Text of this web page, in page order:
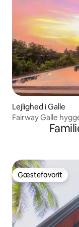
Lejlighed i Galle
Fairway Galle
på strand og by
Gæstefavorit
Gæstefavorit